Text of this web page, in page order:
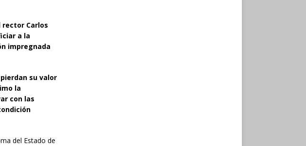
rector Carlos
a la
impregnada
su valor
la
con las
del Estado de